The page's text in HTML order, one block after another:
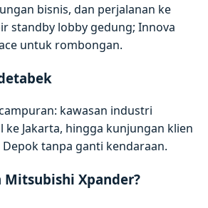
bisnis, dan perjalanan ke
standby lobby gedung; Innova
untuk rombongan.
kawasan industri
ke Jakarta, hingga kunjungan klien
tanpa ganti kendaraan.
Xpander?